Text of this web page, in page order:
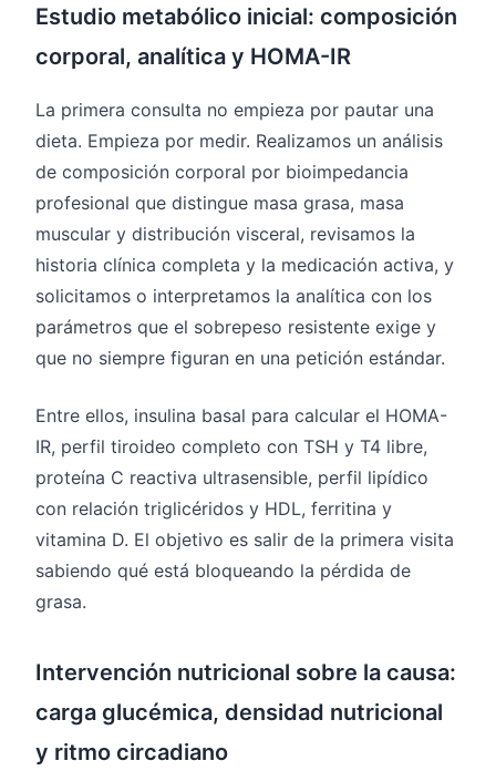
Estudio metabólico inicial: composición
corporal, analítica y HOMA-IR
La primera consulta no empieza por pautar una
dieta. Empieza por medir. Realizamos un análisis
de composición corporal por bioimpedancia
profesional que distingue masa grasa, masa
muscular y distribución visceral, revisamos la
historia clínica completa y la medicación activa, y
solicitamos o interpretamos la analítica con los
parámetros que el sobrepeso resistente exige y
que no siempre figuran en una petición estándar.
Entre ellos, insulina basal para calcular el HOMA-
IR, perfil tiroideo completo con TSH y T4 libre,
proteína C reactiva ultrasensible, perfil lipídico
con relación triglicéridos y HDL, ferritina y
vitamina D. El objetivo es salir de la primera visita
sabiendo qué está bloqueando la pérdida de
grasa.
Intervención nutricional sobre la causa:
carga glucémica, densidad nutricional
y ritmo circadiano